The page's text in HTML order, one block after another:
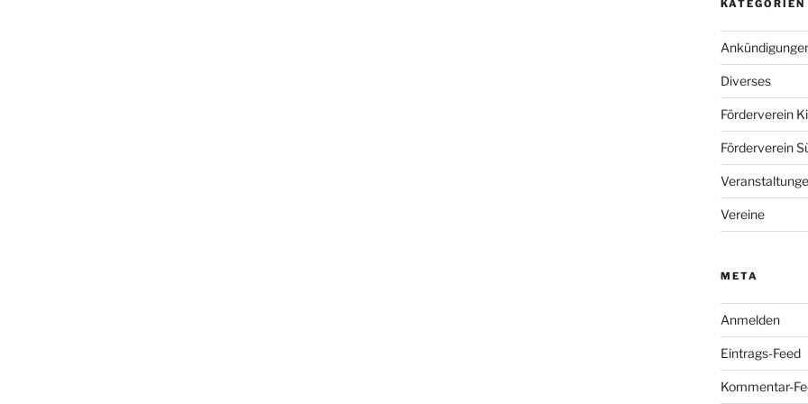
KATEGORIEN
Diverses
Förderverein
Förderverein
Vereine
META
Anmelden
Eintrags-Feed
Kommentar-